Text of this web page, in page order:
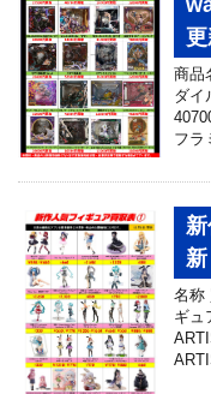
商品
ダイ
フラ
名称
ギュ